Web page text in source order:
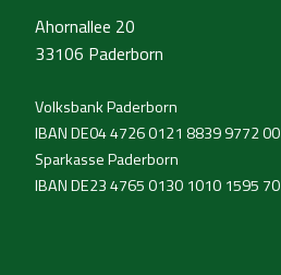
Ahornallee 20
33106 Paderborn
Volksbank Paderborn
IBAN DE04 4726 0121 8839 9772 00
Sparkasse Paderborn
IBAN DE23 4765 0130 1010 1595 70